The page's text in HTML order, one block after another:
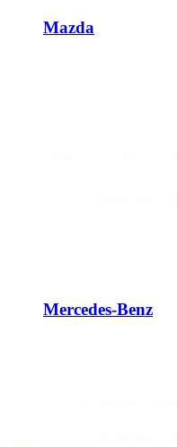
Mazda
Mercedes-Benz